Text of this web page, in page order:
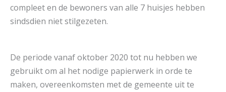
compleet en de bewoners van alle 7 huisjes hebben
sindsdien niet stilgezeten.
De periode vanaf oktober 2020 tot nu hebben we
gebruikt om al het nodige papierwerk in orde te
maken, overeenkomsten met de gemeente uit te